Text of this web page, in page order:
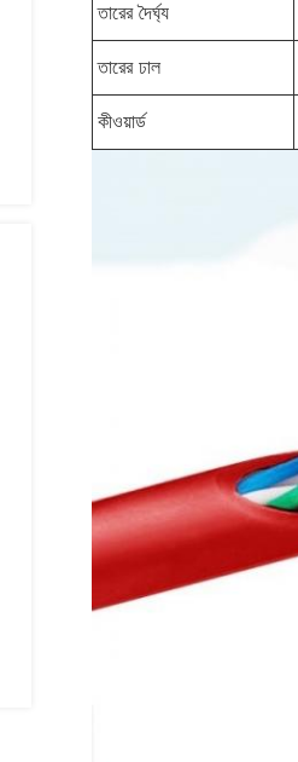
তারের দৈর্ঘ্য
তারের ঢাল
কীওয়ার্ড